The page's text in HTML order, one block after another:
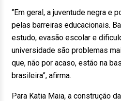
“Em geral, a juventude negra e
pelas barreiras educacionais.
estudo, evasão escolar e
universidade são problemas
que, não por acaso, estão na
brasileira”, afirma.
Para Katia Maia, a construção